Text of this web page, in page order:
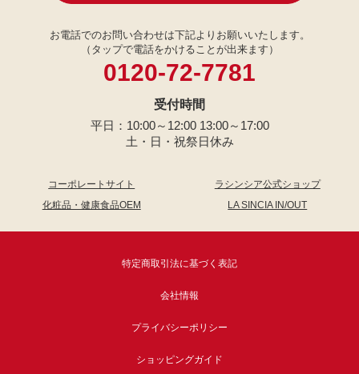
お電話でのお問い合わせは下記よりお願いいたします。
（タップで電話をかけることが出来ます）
0120-72-7781
受付時間
平日：10:00～12:00 13:00～17:00
土・日・祝祭日休み
コーポレートサイト
ラシンシア公式ショップ
化粧品・健康食品OEM
LA SINCIA IN/OUT
特定商取引法に基づく表記
会社情報
プライバシーポリシー
ショッピングガイド